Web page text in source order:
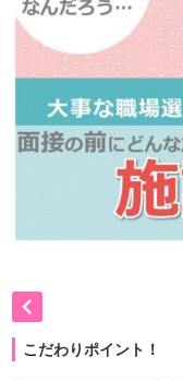

こだわりポイント！